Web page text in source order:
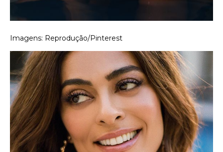
Imagens: Reprodução/Pinterest